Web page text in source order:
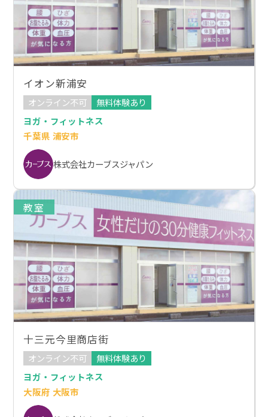
イオン新浦安
オンライン不可
無料体験あり
ヨガ・フィットネス
千葉県 浦安市
株式会社カーブスジャパン
教室
十三元今里商店街
オンライン不可
無料体験あり
ヨガ・フィットネス
大阪府 大阪市